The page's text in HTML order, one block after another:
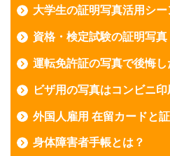
大学生の証明写真活用シー
資格・検定試験の証明写真
運転免許証の写真で後悔し
ビザ用の写真はコンビニ印
外国人雇用 在留カードと
身体障害者手帳とは？